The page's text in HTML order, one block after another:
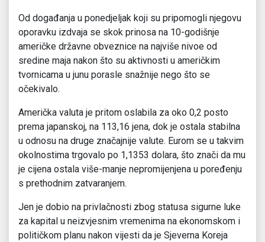
Od događanja u ponedjeljak koji su pripomogli njegovu
oporavku izdvaja se skok prinosa na 10-godišnje
američke državne obveznice na najviše nivoe od
sredine maja nakon što su aktivnosti u američkim
tvornicama u junu porasle snažnije nego što se
očekivalo.
Američka valuta je pritom oslabila za oko 0,2 posto
prema japanskoj, na 113,16 jena, dok je ostala stabilna
u odnosu na druge značajnije valute. Eurom se u takvim
okolnostima trgovalo po 1,1353 dolara, što znači da mu
je cijena ostala više-manje nepromijenjena u poređenju
s prethodnim zatvaranjem.
Jen je dobio na privlačnosti zbog statusa sigurne luke
za kapital u neizvjesnim vremenima na ekonomskom i
političkom planu nakon vijesti da je Sjeverna Koreja